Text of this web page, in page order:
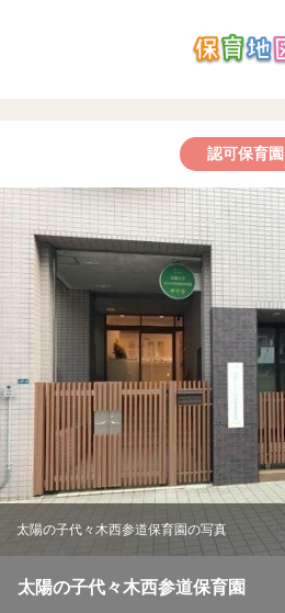
認可保育園
太陽の子代々木西参道保育園の写真
太陽の子代々木西参道保育園